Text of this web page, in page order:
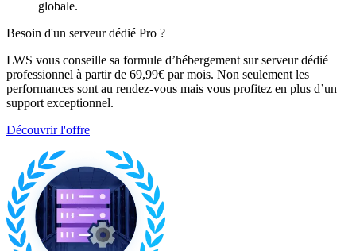
globale.
Besoin d'un serveur dédié Pro ?
LWS vous conseille sa formule d’hébergement sur serveur dédié
professionnel à partir de 69,99€ par mois. Non seulement les
performances sont au rendez-vous mais vous profitez en plus d’un
support exceptionnel.
Découvrir l'offre